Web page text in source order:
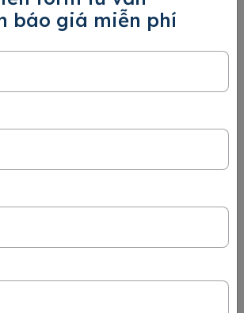
kích thước 3.5×4.5).
Hộ chiếu bản sao kèm bản gốc.
báo giá miễn phí